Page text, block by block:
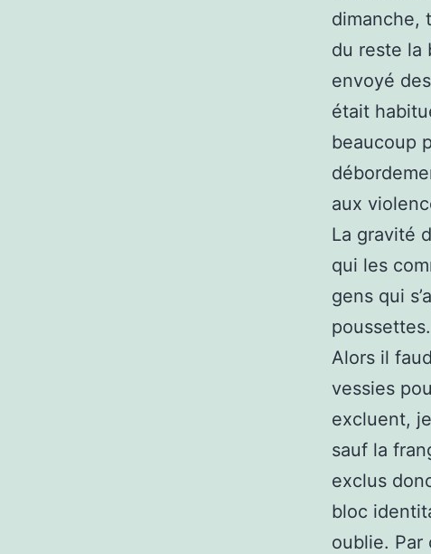
dimanche,
du reste la
envoyé
était
beaucoup
aux
La gravité
qui les
gens qui
poussettes.
Alors il
vessies
excluent,
sauf la
exclus
bloc
oublie.